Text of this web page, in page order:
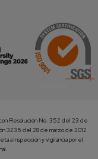
Resolución No. 352 del 23 de
3235 del 28 de marzo de 2012
a inspección y vigilancia por el